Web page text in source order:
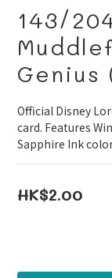
143/
Genius
Official Disney
card. Features
Sapphire Ink
HK$2.00